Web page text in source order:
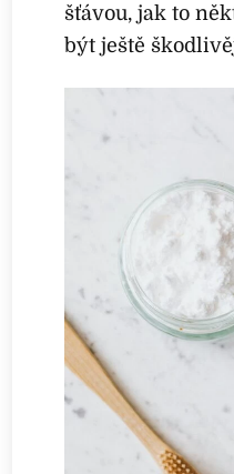
šťávou, jak to
být ještě